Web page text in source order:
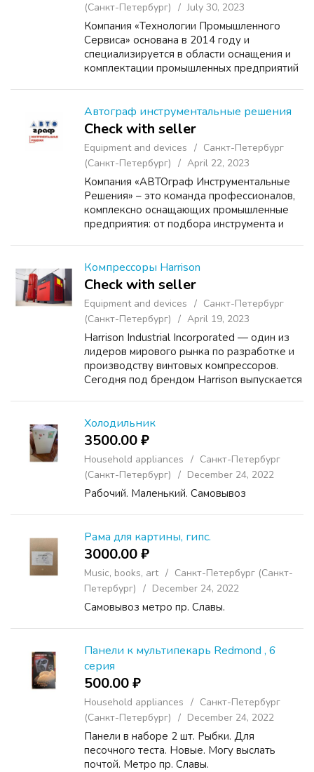
(Санкт-Петербург)
July 30, 2023
Компания «Технологии Промышленного
Сервиса» основана в 2014 году и
специализируется в области оснащения и
комплектации промышленных предприятий
оборудованием. За прошедшее...
Автограф инструментальные решения
Check with seller
Equipment and devices
Санкт-Петербург
(Санкт-Петербург)
April 22, 2023
Компания «АВТОграф Инструментальные
Решения» – это команда профессионалов,
комплексно оснащающих промышленные
предприятия: от подбора инструмента и
все это под собственным...
Компрессоры Harrison
Check with seller
Equipment and devices
Санкт-Петербург
(Санкт-Петербург)
April 19, 2023
Harrison Industrial Incorporated — один из
лидеров мирового рынка по разработке и
производству винтовых компрессоров.
Сегодня под брендом Harrison выпускается
осушителей и друг...
Холодильник
3500.00 ₽
Household appliances
Санкт-Петербург
(Санкт-Петербург)
December 24, 2022
Рабочий. Маленький. Самовывоз
Рама для картины, гипс.
3000.00 ₽
Music, books, art
Санкт-Петербург (Санкт-
Петербург)
December 24, 2022
Самовывоз метро пр. Славы.
Панели к мультипекарь Redmond , 6
серия
500.00 ₽
Household appliances
Санкт-Петербург
(Санкт-Петербург)
December 24, 2022
Панели в наборе 2 шт. Рыбки. Для
песочного теста. Новые. Могу выслать
почтой. Метро пр. Славы.